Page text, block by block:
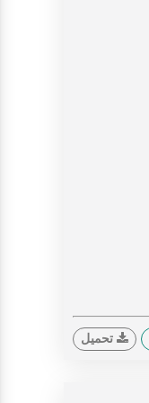
تحميل